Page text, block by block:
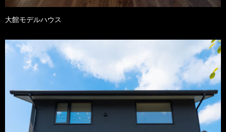
大館モデルハウス